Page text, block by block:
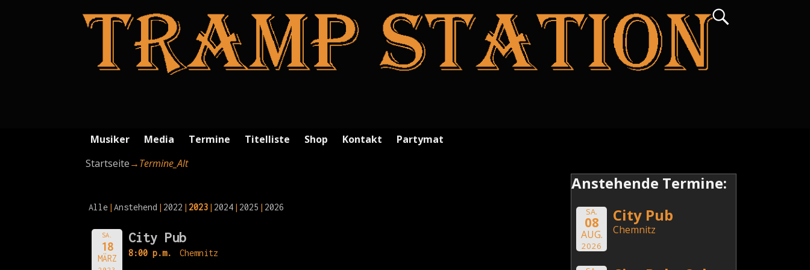
Musiker Media Termine Titelliste Shop Kontakt
Partymat
Startseite→Termine_Alt
Alle Anstehend 2022 2023 2024 2025 2026
SA.
18
MÄRZ
City Pub
8:00 p.m. Chemnitz
Anstehende Termine:
SA.
08
AUG.
2026
City Pub
Chemnitz